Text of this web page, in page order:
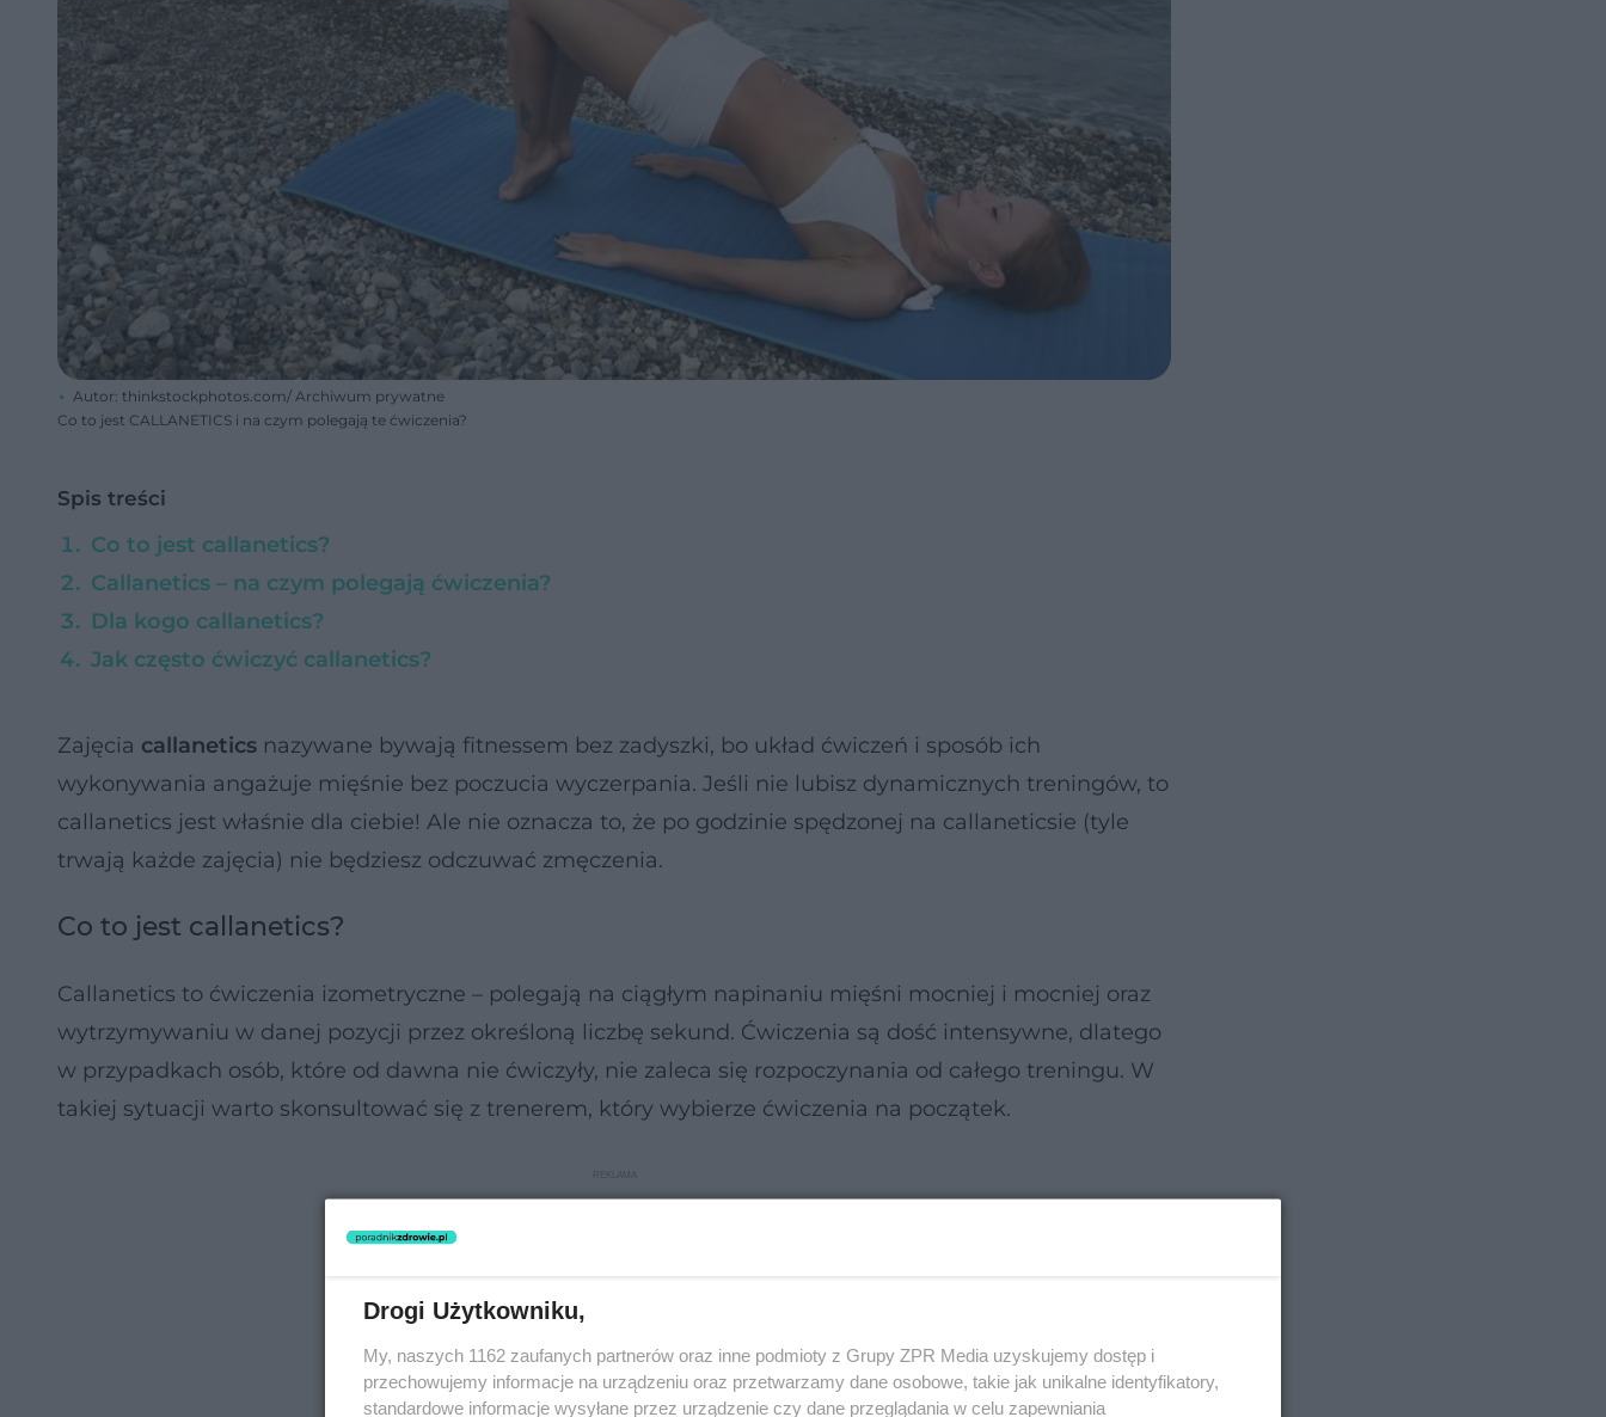
Autor: thinkstockphotos.com/ Archiwum prywatne
Co to jest CALLANETICS i na czym polegają te ćwiczenia?
Spis treści
Co to jest callanetics?
Callanetics – na czym polegają ćwiczenia?
Dla kogo callanetics?
Jak często ćwiczyć callanetics?
Zajęcia callanetics nazywane bywają fitnessem bez zadyszki, bo układ ćwiczeń i sposób ich
wykonywania angażuje mięśnie bez poczucia wyczerpania. Jeśli nie lubisz dynamicznych treningów, to
callanetics jest właśnie dla ciebie! Ale nie oznacza to, że po godzinie spędzonej na callaneticsie (tyle
trwają każde zajęcia) nie będziesz odczuwać zmęczenia.
Co to jest callanetics?
Callanetics to ćwiczenia izometryczne – polegają na ciągłym napinaniu mięśni mocniej i mocniej oraz
wytrzymywaniu w danej pozycji przez określoną liczbę sekund. Ćwiczenia są dość intensywne, dlatego
w przypadkach osób, które od dawna nie ćwiczyły, nie zaleca się rozpoczynania od całego treningu. W
takiej sytuacji warto skonsultować się z trenerem, który wybierze ćwiczenia na początek.
Drogi Użytkowniku,
My, naszych 1162 zaufanych partnerów oraz inne podmioty z Grupy ZPR Media uzyskujemy dostęp i
przechowujemy informacje na urządzeniu oraz przetwarzamy dane osobowe, takie jak unikalne identyfikatory,
standardowe informacje wysyłane przez urządzenie czy dane przeglądania w celu zapewniania